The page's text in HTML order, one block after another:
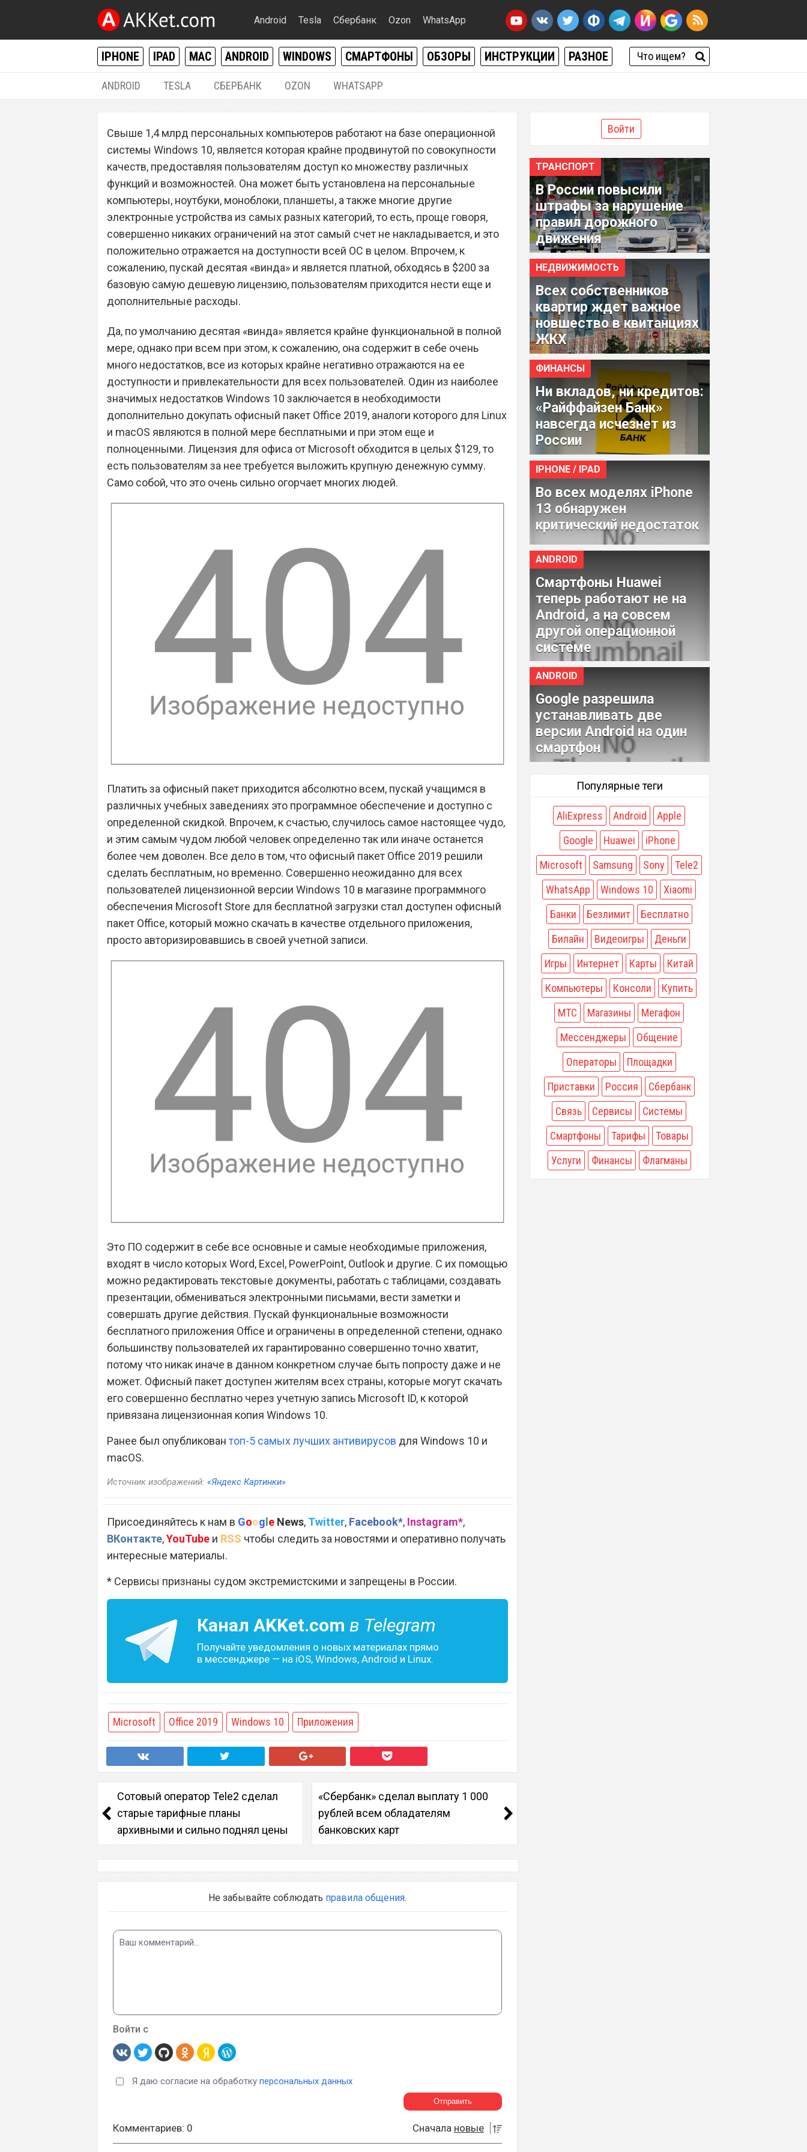
Android Tesla Сбербанк Ozon WhatsApp
IPHONE IPAD MAC ANDROID WINDOWS СМАРТФОНЫ ОБЗОРЫ ИНСТРУКЦИИ РАЗНОЕ
ANDROID TESLA СБЕРБАНК OZON WHATSAPP
Лучшее приложение за $129 для
Windows 10 временно стало бесплатным
Свыше 1,4 млрд персональных компьютеров работают на базе операционной
системы Windows 10, является которая крайне продвинутой по совокупности
качеств, предоставляя пользователям доступ ко множеству различных
функций и возможностей. Она может быть установлена на персональные
компьютеры, ноутбуки, моноблоки, планшеты, а также многие другие
электронные устройства из самых разных категорий, то есть, проще говоря,
совершенно никаких ограничений на этот самый счет не накладывается, и это
положительно отражается на доступности всей ОС в целом. Впрочем, к
сожалению, пускай десятая «винда» и является платной, обходясь в $200 за
базовую самую дешевую лицензию, пользователям приходится нести еще и
дополнительные расходы.
Да, по умолчанию десятая «винда» является крайне функциональной в полной
мере, однако при всем при этом, к сожалению, она содержит в себе очень
много недостатков, все из которых крайне негативно отражаются на ее
доступности и привлекательности для всех пользователей. Один из наиболее
значимых недостатков Windows 10 заключается в необходимости
дополнительно докупать офисный пакет Office 2019, аналоги которого для Linux
и macOS являются в полной мере бесплатными и при этом еще и
полноценными. Лицензия для офиса от Microsoft обходится в целых $129, то
есть пользователям за нее требуется выложить крупную денежную сумму.
Само собой, что это очень сильно огорчает многих людей.
Платить за офисный пакет приходится абсолютно всем, пускай учащимся в
различных учебных заведениях это программное обеспечение и доступно с
определенной скидкой. Впрочем, к счастью, случилось самое настоящее чудо,
и этим самым чудом любой человек определенно так или иначе останется
более чем доволен. Все дело в том, что офисный пакет Office 2019 решили
сделать бесплатным, но временно. Совершенно неожиданно для всех
пользователей лицензионной версии Windows 10 в магазине программного
обеспечения Microsoft Store для бесплатной загрузки стал доступен офисный
пакет Office, который можно скачать в качестве отдельного приложения,
просто авторизировавшись в своей учетной записи.
Это ПО содержит в себе все основные и самые необходимые приложения,
входят в число которых Word, Excel, PowerPoint, Outlook и другие. С их помощью
можно редактировать текстовые документы, работать с таблицами, создавать
презентации, обмениваться электронными письмами, вести заметки и
совершать другие действия. Пускай функциональные возможности
бесплатного приложения Office и ограничены в определенной степени, однако
большинству пользователей их гарантированно совершенно точно хватит,
потому что никак иначе в данном конкретном случае быть попросту даже и не
может. Офисный пакет доступен жителям всех страны, которые могут скачать
его совершенно бесплатно через учетную запись Microsoft ID, к которой
привязана лицензионная копия Windows 10.
Ранее был опубликовантоп-5 самых лучших антивирусов для Windows 10 и
macOS.
Источник изображений: «Яндекс Картинки»
Присоединяйтесь к нам в Google News, Twitter, Facebook*, Instagram*,
ВКонтакте,YouTube и RSS чтобы следить за новостями и оперативно получать
интересные материалы.
* Сервисы признаны судом экстремистскими и запрещены в России.
Канал AKKet.com в Telegram
Получайте уведомления о новых материалах прямо
в мессенджере — на iOS, Windows, Android и Linux.
Microsoft Office 2019 Windows 10 Приложения
Сотовый оператор Tele2 сделал
старые тарифные планы
архивными и сильно поднял цены
«Сбербанк» сделал выплату 1 000
рублей всем обладателям
банковских карт
Не забывайте соблюдать правила общения.
Войти с
Я даю согласие на обработку персональных данных
Комментариев: 0 Сначала новые
Войти
ТРАНСПОРТ
В России повысили
штрафы за нарушение
правил дорожного
движения
НЕДВИЖИМОСТЬ
Всех собственников
квартир ждет важное
новшество в квитанциях
ЖКХ
ФИНАНСЫ
Ни вкладов, ни кредитов:
«Райффайзен Банк»
навсегда исчезнет из
России
IPHONE / IPAD
Во всех моделях iPhone
13 обнаружен
критический недостаток
ANDROID
Смартфоны Huawei
теперь работают не на
Android, а на совсем
другой операционной
системе
ANDROID
Google разрешила
устанавливать две
версии Android на один
смартфон
Популярные теги
AliExpress Android
Apple
Google
Huawei
iPhone
Microsoft
Samsung Sony
Tele2
WhatsApp
Windows 10
Xiaomi
Банки
Безлимит
Бесплатно
Билайн
Видеоигры
Деньги
Игры
Интернет Карты
Китай
Компьютеры
Консоли
Купить
МТС
Магазины
Мегафон
Мессенджеры
Общение
Операторы
Площадки
Приставки
Россия
Сбербанк
Связь
Сервисы
Системы
Смартфоны
Тарифы
Товары
Услуги
Финансы Флагманы